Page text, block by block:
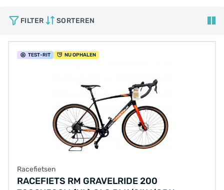
FILTER SORTEREN
TEST-RIT NU OPHALEN
Racefietsen
RACEFIETS RM GRAVELRIDE 200